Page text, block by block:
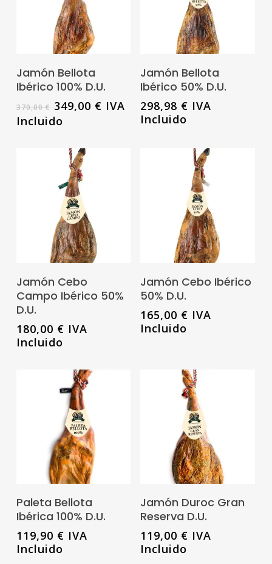
Leer Más
Jamón Bellota
Ibérico 100% D.U.
370,00€ El
precio
era:
370,00 €.
349,00 €ElIVA
Incluido
Leer Más
Jamón Bellota
Ibérico 50% D.U.
298,98 € IVA
Incluido
Leer Más
Jamón Cebo
Campo Ibérico 50%
D.U.
180,00 € IVA
Incluido
Leer Más
Jamón Cebo Ibérico
50% D.U.
165,00 € IVA
Incluido
Leer Más
Paleta Bellota
Ibérica 100% D.U.
119,90 € IVA
Incluido
Jamón Duroc Gran
Reserva D.U.
119,00 € IVA
Incluido